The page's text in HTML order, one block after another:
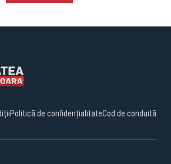
Politică de confidențialitateCod de conduită